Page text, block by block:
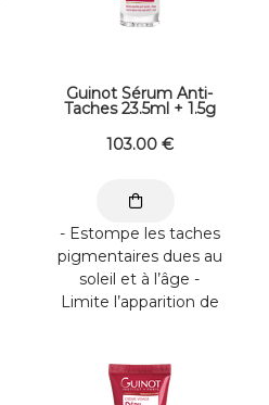
Guinot Sérum Anti-
Taches 23.5ml + 1.5g
103.00 €
- Estompe les taches
pigmentaires dues au
soleil et à l’âge -
Limite l’apparition de